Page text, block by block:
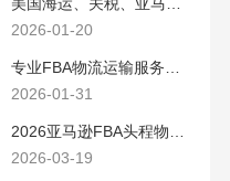
2026-01-20
2026-01-31
2026-03-19